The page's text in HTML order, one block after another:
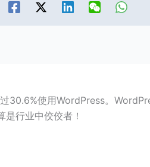
30.6%使用WordPress。
行业中佼佼者！